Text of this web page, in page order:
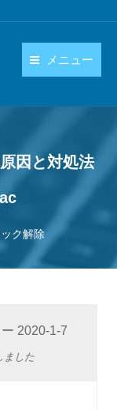
メニュー
語
因と対処法
ク解除
2020-1-7
ました